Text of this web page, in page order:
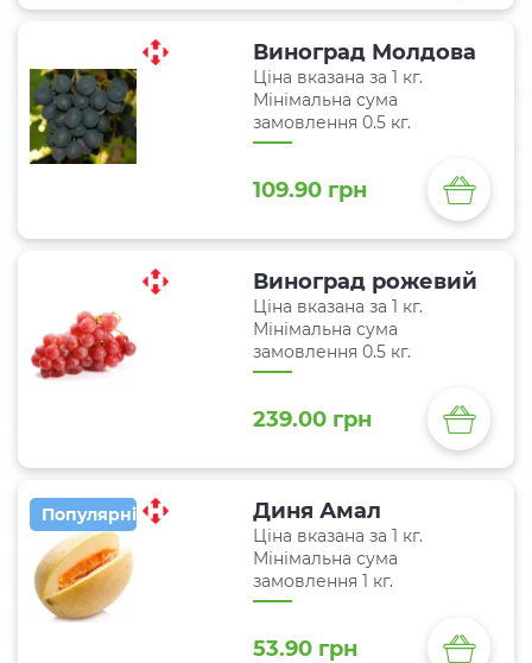
Виноград Молдова
Ціна вказана за 1 кг.
Мінімальна сума
замовлення 0.5 кг.
109.90 грн
Виноград рожевий
Ціна вказана за 1 кг.
Мінімальна сума
замовлення 0.5 кг.
239.00 грн
Популярні Диня Амал
Ціна вказана за 1 кг.
Мінімальна сума
замовлення 1 кг.
53.90 грн